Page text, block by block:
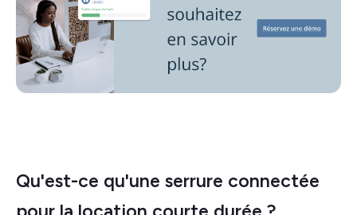
Qu'est-ce qu'une serrure connectée